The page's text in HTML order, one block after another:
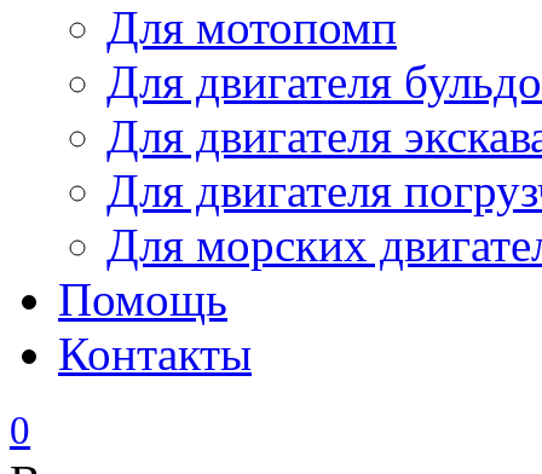
Для мотопомп
Для двигателя
Для двигателя
Для двигателя
Для морских
Помощь
Контакты
0